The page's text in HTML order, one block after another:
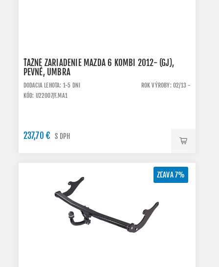
ŤAŽNÉ ZARIADENIE MAZDA 6 KOMBI 2012- (GJ),
PEVNÉ, UMBRA
DODACIA LEHOTA: 1-5 DNI
ROK VÝROBY: 02/13 -
KÓD: U22007/F.MA1
237,70 € S DPH
ZĽAVA 7%